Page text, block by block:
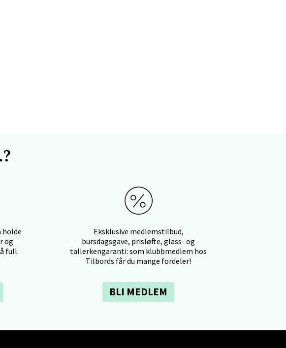
holde
og
full
Eksklusive medlemstilbud,
bursdagsgave, prisløfte, glass- og
tallerkengaranti: som klubbmedlem hos
Tilbords får du mange fordeler!
BLI MEDLEM